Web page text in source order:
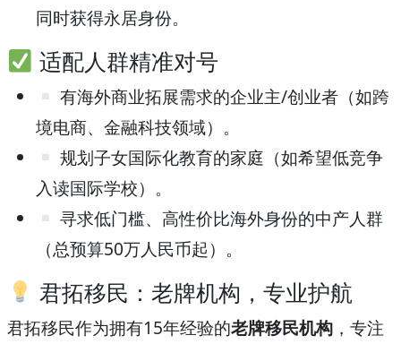
同时获得永居身份。
适配人群精准对号
有海外商业拓展需求的企业主/创业者（如跨
境电商、金融科技领域）。
规划子女国际化教育的家庭（如希望低竞争
入读国际学校）。
寻求低门槛、高性价比海外身份的中产人群
（总预算50万人民币起）。
君拓移民：老牌机构，专业护航
君拓移民作为拥有15年经验的老牌移民机构 ，专注